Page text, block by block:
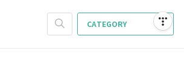
CATEGORY